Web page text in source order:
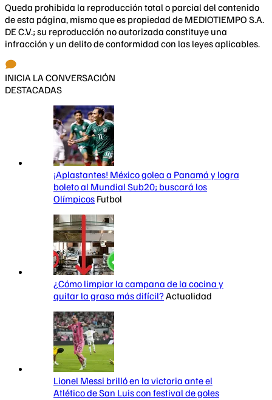
Queda prohibida la reproducción total o parcial del contenido
de esta página, mismo que es propiedad de MEDIOTIEMPO S.A.
DE C.V.; su reproducción no autorizada constituye una
infracción y un delito de conformidad con las leyes aplicables.
INICIA LA CONVERSACIÓN
DESTACADAS
¡Aplastantes! México golea a Panamá y logra
boleto al Mundial Sub20; buscará los
Olímpicos Futbol
¿Cómo limpiar la campana de la cocina y
quitar la grasa más difícil?Actualidad
Lionel Messi brilló en la victoria ante el
Atlético de San Luis con festival de goles